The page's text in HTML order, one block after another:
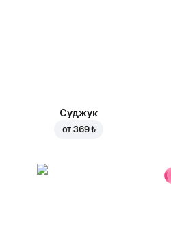
Суджук
от369 ₺